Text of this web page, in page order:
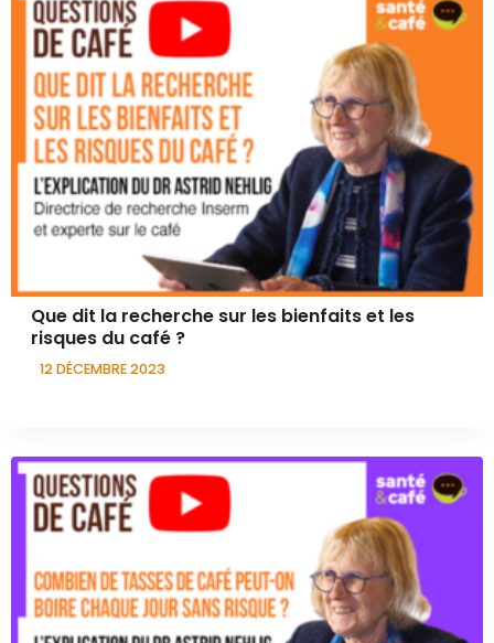
Que dit la recherche sur les bienfaits et les
risques du café ?
12 DÉCEMBRE 2023